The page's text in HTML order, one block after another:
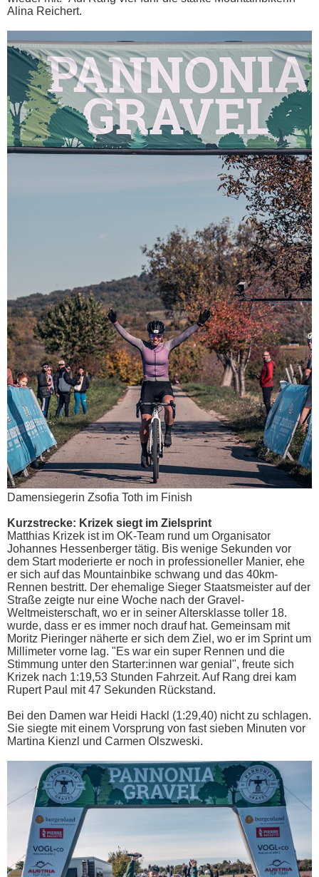
Alina Reichert.
Damensiegerin Zsofia Toth im Finish
Kurzstrecke: Krizek siegt im Zielsprint
Matthias Krizek ist im OK-Team rund um Organisator
Johannes Hessenberger tätig. Bis wenige Sekunden vor
dem Start moderierte er noch in professioneller Manier, ehe
er sich auf das Mountainbike schwang und das 40km-
Rennen bestritt. Der ehemalige Sieger Staatsmeister auf der
Straße zeigte nur eine Woche nach der Gravel-
Weltmeisterschaft, wo er in seiner Altersklasse toller 18.
wurde, dass er es immer noch drauf hat. Gemeinsam mit
Moritz Pieringer näherte er sich dem Ziel, wo er im Sprint um
Millimeter vorne lag. "Es war ein super Rennen und die
Stimmung unter den Starter:innen war genial", freute sich
Krizek nach 1:19,53 Stunden Fahrzeit. Auf Rang drei kam
Rupert Paul mit 47 Sekunden Rückstand.
Bei den Damen war Heidi Hackl (1:29,40) nicht zu schlagen.
Sie siegte mit einem Vorsprung von fast sieben Minuten vor
Martina Kienzl und Carmen Olszweski.